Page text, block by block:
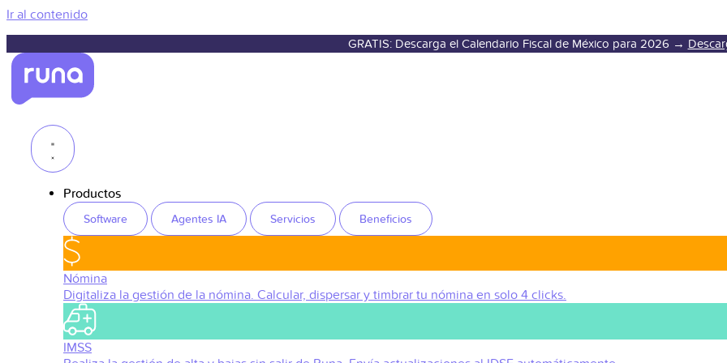
Ir al contenido
GRATIS: Descarga el Calendario Fiscal de México para 2026 →
Productos
Software Agentes IA Servicios Beneficios
Nómina
Digitaliza la gestión de la nómina. Calcular, dispersar y timbrar tu nómina en solo 4 clicks.
IMSS